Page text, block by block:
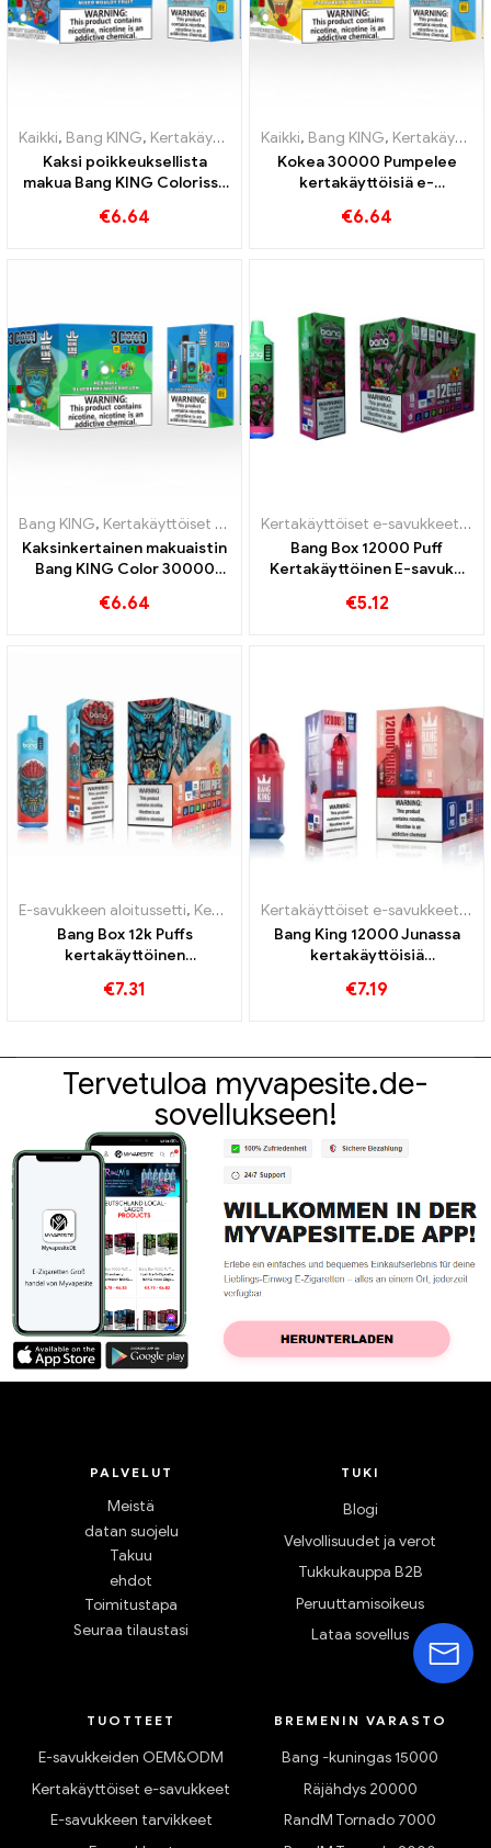
Kaikki, Bang KING, Kertakäyttöiset sähkösavukkeet Liettua ,
Kaksi poikkeuksellista
makua Bang KING Colorissa
mustikka Vadelma
€6.64
Kaikki, Bang KING, Kertakäyttöiset sähkösavukkeet Liettua
Kokea 30000 Pumpelee
kertakäyttöisiä e-
nautintoa Blueberry Ice
€6.64
Bang KING, Kertakäyttöiset e-savukkeet ,Kertakäyttöiset
Kaksinkertainen makuaistin
Bang KING Color 30000
Watermelon 30000
€6.64
Kertakäyttöiset e-savukkeet
,
Bang Box 12000 Puff
Kertakäyttöinen E-savuke
sähkösavukkeiden
€5.12
E-savukkeen aloitussetti, Kertakäyttöiset e-savukkeet
Bang Box 12k Puffs
kertakäyttöinen
€7.31
Kertakäyttöiset e-savukkeet
,
Bang King 12000 Junassa
kertakäyttöisiä
€7.19
Tervetuloa myvapesite.de-
sovellukseen!
PALVELUT
Meistä
datan suojelu
Takuu
ehdot
Toimitustapa
Seuraa tilaustasi
TUKI
Blogi
Velvollisuudet ja verot
Tukkukauppa B2B
Peruuttamisoikeus
Lataa sovellus
TUOTTEET
E-savukkeiden OEM&ODM
Kertakäyttöiset e-savukkeet
E-savukkeen tarvikkeet
BREMENIN VARASTO
Bang -kuningas 15000
Räjähdys 20000
RandM Tornado 7000